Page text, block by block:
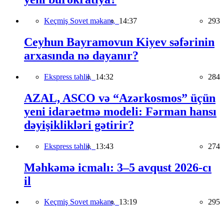
Keçmiş Sovet məkanı, 14:37 293
Ceyhun Bayramovun Kiyev səfərinin
arxasında nə dayanır?
Ekspress təhlil, 14:32 284
AZAL, ASCO və “Azərkosmos” üçün
yeni idarəetmə modeli: Fərman hansı
dəyişiklikləri gətirir?
Ekspress təhlil, 13:43 274
Məhkəmə icmalı: 3–5 avqust 2026-cı
il
Keçmiş Sovet məkanı, 13:19 295